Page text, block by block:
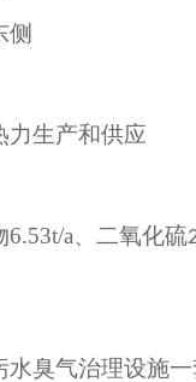
侧
力生产和供应
a、二氧化硫
臭气治理设施